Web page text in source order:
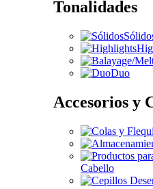
Tonalidades
Duo
Accesorios y
Cabello